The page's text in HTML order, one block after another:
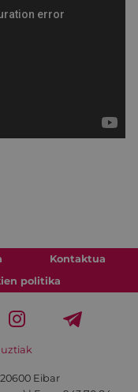
Kontaktua
politika
Eibar